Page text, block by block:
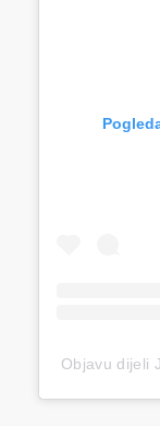
Objavu dijeli